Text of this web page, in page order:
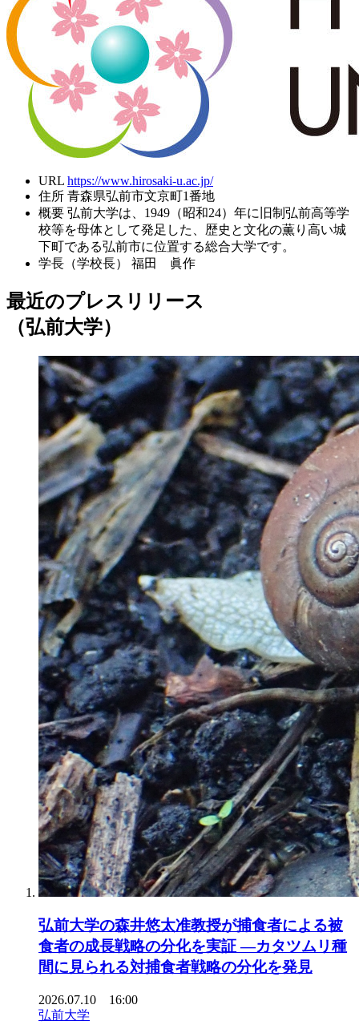
URL https://www.hirosaki-u.ac.jp/
住所 青森県弘前市文京町1番地
概要 弘前大学は、1949（昭和24）年に旧制弘前高等学
校等を母体として発足した、歴史と文化の薫り高い城
下町である弘前市に位置する総合大学です。
学長（学校長）
福田 眞作
最近のプレスリリース
（弘前大学）
弘前大学の森井悠太准教授が捕食者による被
食者の成長戦略の分化を実証 ―カタツムリ種
間に見られる対捕食者戦略の分化を発見
2026.07.10 16:00
弘前大学